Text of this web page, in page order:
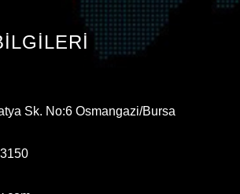
Sk. No:6 Osmangazi/Bursa